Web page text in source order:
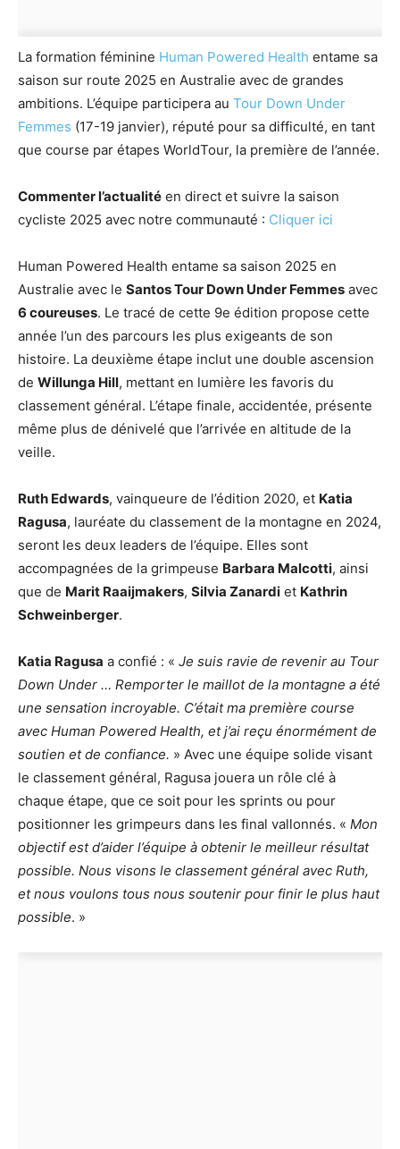
La formation féminine Human Powered Health entame sa
saison sur route 2025 en Australie avec de grandes
ambitions. L’équipe participera au Tour Down Under
Femmes (17-19 janvier), réputé pour sa difficulté, en tant
que course par étapes WorldTour, la première de l’année.
Commenter l’actualité en direct et suivre la saison
cycliste 2025 avec notre communauté : Cliquer ici
Human Powered Health entame sa saison 2025 en
Australie avec le Santos Tour Down Under Femmes avec
6 coureuses. Le tracé de cette 9e édition propose cette
année l’un des parcours les plus exigeants de son
histoire. La deuxième étape inclut une double ascension
de Willunga Hill, mettant en lumière les favoris du
classement général. L’étape finale, accidentée, présente
même plus de dénivelé que l’arrivée en altitude de la
veille.
Ruth Edwards, vainqueure de l’édition 2020, et Katia
Ragusa, lauréate du classement de la montagne en 2024,
seront les deux leaders de l’équipe. Elles sont
accompagnées de la grimpeuse Barbara Malcotti, ainsi
que de Marit Raaijmakers, Silvia Zanardi et Kathrin
Schweinberger.
Katia Ragusa a confié : « Je suis ravie de revenir au Tour
Down Under … Remporter le maillot de la montagne a été
une sensation incroyable. C’était ma première course
avec Human Powered Health, et j’ai reçu énormément de
soutien et de confiance. » Avec une équipe solide visant
le classement général, Ragusa jouera un rôle clé à
chaque étape, que ce soit pour les sprints ou pour
positionner les grimpeurs dans les final vallonnés. « Mon
objectif est d’aider l’équipe à obtenir le meilleur résultat
possible. Nous visons le classement général avec Ruth,
et nous voulons tous nous soutenir pour finir le plus haut
possible. »